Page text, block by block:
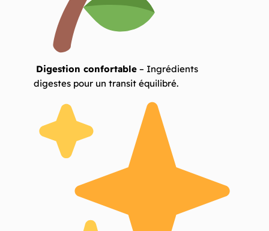
Digestion confortable – Ingrédients
digestes pour un transit équilibré.